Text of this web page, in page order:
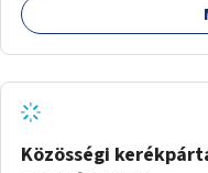
Közösségi